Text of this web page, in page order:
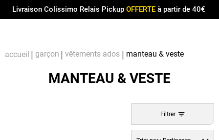
Livraison Colissimo Relais Pickup OFFERTEà partir de 40€
accueil garçon vêtements ados manteau & veste
MANTEAU & VESTE
Filtrer